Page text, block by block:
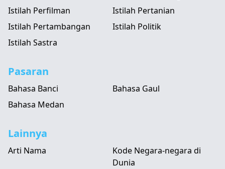
Istilah Perfilman
Istilah Pertanian
Istilah Pertambangan
Istilah Politik
Istilah Sastra
Pasaran
Bahasa Banci
Bahasa Gaul
Bahasa Medan
Lainnya
Arti Nama
Kode Negara-negara di
Dunia